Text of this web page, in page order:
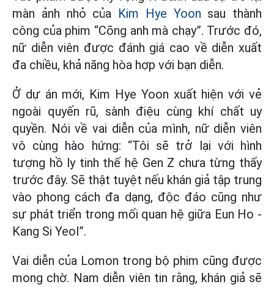
màn ảnh nhỏ của Kim Hye Yoon sau thành
công của phim “Cõng anh mà chạy”. Trước đó,
nữ diễn viên được đánh giá cao về diễn xuất
đa chiều, khả năng hòa hợp với bạn diễn.
Ở dự án mới, Kim Hye Yoon xuất hiện với vẻ
ngoài quyến rũ, sành điệu cùng khí chất uy
quyền. Nói về vai diễn của mình, nữ diễn viên
vô cùng hào hứng: “Tôi sẽ trở lại với hình
tượng hồ ly tinh thế hệ Gen Z chưa từng thấy
trước đây. Sẽ thật tuyệt nếu khán giả tập trung
vào phong cách đa dạng, độc đáo cũng như
sự phát triển trong mối quan hệ giữa Eun Ho -
Kang Si Yeol”.
Vai diễn của Lomon trong bộ phim cũng được
mong chờ. Nam diễn viên tin rằng, khán giả sẽ